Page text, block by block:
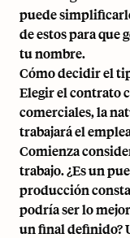
puede
de estos para que
tu nombre.
Cómo decidir el
Elegir el contrato
comerciales, la
trabajará el
Comienza
trabajo. ¿Es un
producción
podría ser lo
un final definido?